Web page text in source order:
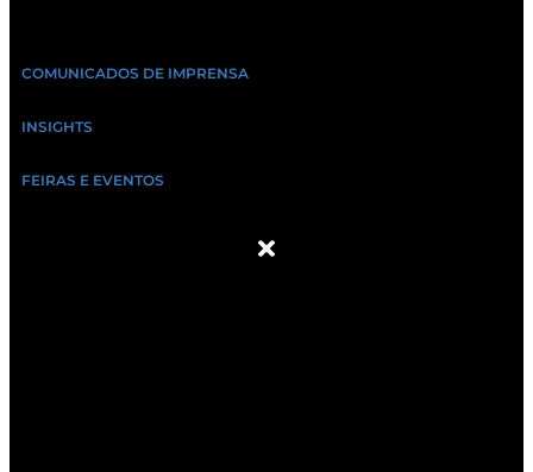
COMUNICADOS DE IMPRENSA
INSIGHTS
FEIRAS E EVENTOS